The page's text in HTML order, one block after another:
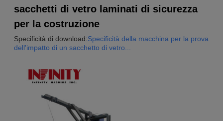
sacchetti di vetro laminati di sicurezza
per la costruzione
Specificità di download:Specificità della macchina per la prova
dell'impatto di un sacchetto di vetro...